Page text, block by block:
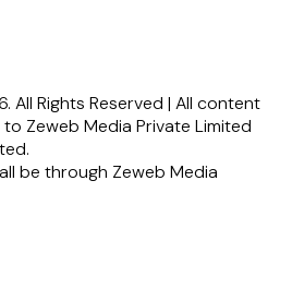
Rights Reserved | All content
Zeweb Media Private Limited
be through Zeweb Media